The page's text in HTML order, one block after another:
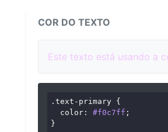
COR DO TEXTO
Este texto está usando a
.text-primary {
color : #f0c7ff ;
}